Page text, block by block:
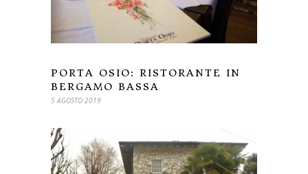
PORTA OSIO: RISTORANTE IN
BERGAMO BASSA
5 AGOSTO 2019